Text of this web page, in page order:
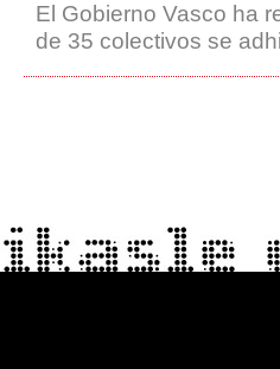
El Gobierno Vasco ha
de 35 colectivos se